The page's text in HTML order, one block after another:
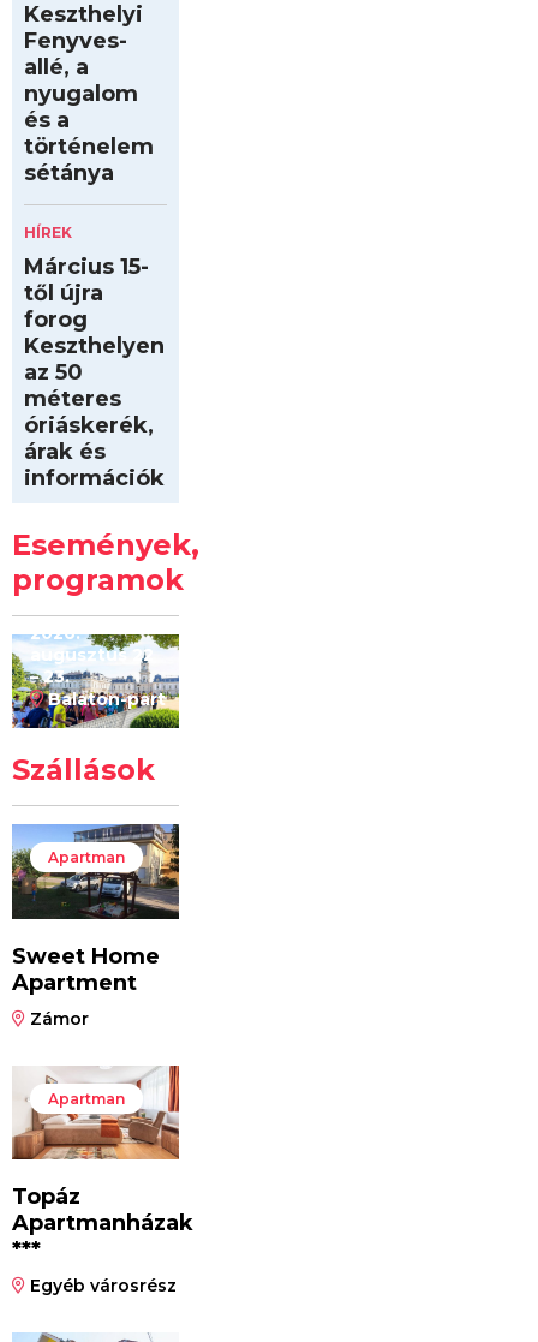
Keszthelyi
Fenyves-
allé, a
nyugalom
és a
történelem
sétánya
HÍREK
Március 15-
től újra
forog
Keszthelyen
az 50
méteres
óriáskerék,
árak és
információk
Események,
programok
Kilóméterek
2026
2026.
augusztus 22
– 23.
Balaton-part
Szállások
Apartman
Sweet Home
Apartment
Zámor
Apartman
Topáz
Apartmanházak
***
Egyéb városrész